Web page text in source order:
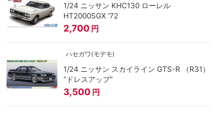
1/24 ニッサン KHC130 ローレル
HT2000SGX '72
2,700 円
ハセガワ(モデモ)
1/24 ニッサン スカイライン GTS-R （R31）
“ドレスアップ”
3,500 円